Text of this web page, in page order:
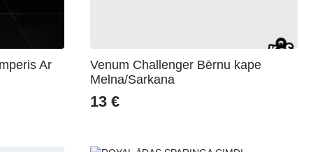
Ar
Venum Challenger Bērnu kape
Melna/Sarkana
13€